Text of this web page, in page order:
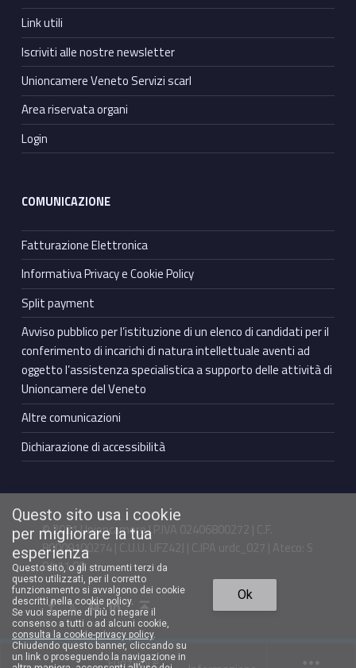
Funzioni e
Link utili
Iscriviti alle nostre newsletter
Unioncamere Veneto Servizi scarl
Area riservata organi
Login
COMUNICAZIONE
Fatturazione Elettronica
Informativa Privacy e Cookie Policy
Split payment
Avviso pubblico per l’istituzione di un elenco di candidati per il
conferimento di incarichi di natura intellettuale aventi ad
oggetto l’assistenza specialistica a supporto delle attività di
Unioncamere del Veneto
Altre comunicazioni
Dichiarazione di accessibilità
© 2021 Unioncamere | P.IVA 02406800272 | C.F.
80009100274 | C.U.U. UFZ42J | C.IPA urdc_027 | Ateco: S
94.11.00
Facebook Unioncamere VenetoTwitter Unioncamere VenetoYoutube Unioncamere VenetoLinkedin Unioncamere Veneto Torna in cima ↑
Questo sito usa i cookie
per migliorare la tua
esperienza
Questo sito, o gli strumenti terzi da
questo utilizzati, per il corretto
funzionamento si avvalgono dei cookie
descritti nella cookie policy.
Se vuoi saperne di più o negare il
consenso a tutti o ad alcuni cookie,
consulta la cookie-privacy policy.
Chiudendo questo banner, cliccando su
un link o proseguendo la navigazione in
Ok